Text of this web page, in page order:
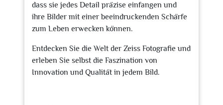
dass sie jedes Detail präzise einfangen und
ihre Bilder mit einer beeindruckenden Schärfe
zum Leben erwecken können.
Entdecken Sie die Welt der Zeiss Fotografie und
erleben Sie selbst die Faszination von
Innovation und Qualität in jedem Bild.